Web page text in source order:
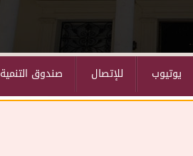
صندوق للإتصال يوتيوب